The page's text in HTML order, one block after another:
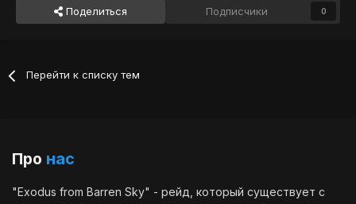
Поделиться Подписчики 0
Перейти к списку тем
Про нас
"Exodus from Barren Sky" - рейд, который существует с